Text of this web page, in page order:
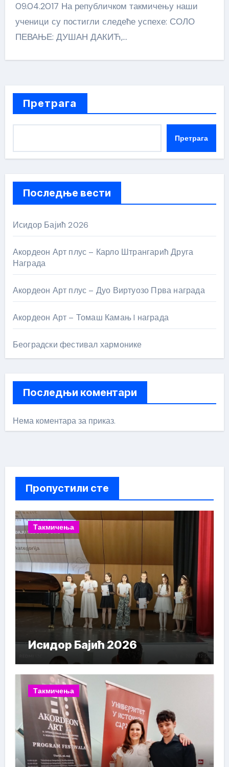
09.04.2017 На републичком такмичењу наши
ученици су постигли следеће успехе: СОЛО
ПЕВАЊЕ: ДУШАН ДАКИЋ,…
Претрага
Претрага
Последње вести
Исидор Бајић 2026
Акордеон Арт плус – Карло Штрангарић Друга
Награда
Акордеон Арт плус – Дуо Виртуозо Прва награда
Акордеон Арт – Томаш Камањ I награда
Београдски фестивал хармонике
Последњи коментари
Нема коментара за приказ.
Пропустили сте
Такмичења
Исидор Бајић 2026
Такмичења